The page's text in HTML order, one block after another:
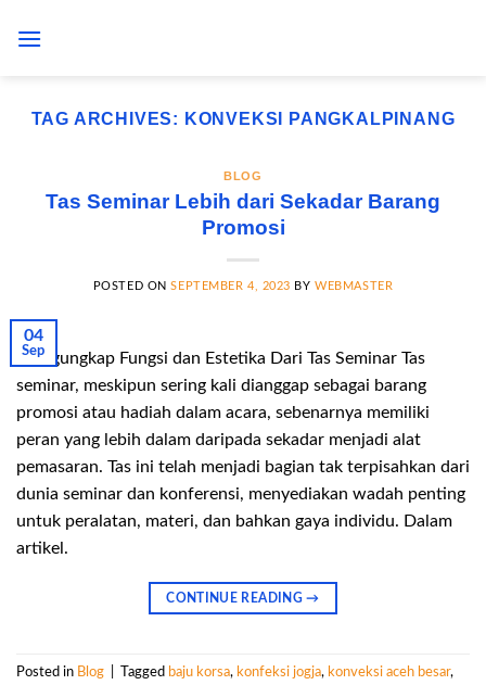
TAG ARCHIVES: KONVEKSI PANGKALPINANG
BLOG
Tas Seminar Lebih dari Sekadar Barang
Promosi
POSTED ONSEPTEMBER 4, 2023 BYWEBMASTER
04
Sep
Mengungkap Fungsi dan Estetika Dari Tas Seminar Tas
seminar, meskipun sering kali dianggap sebagai barang
promosi atau hadiah dalam acara, sebenarnya memiliki
peran yang lebih dalam daripada sekadar menjadi alat
pemasaran. Tas ini telah menjadi bagian tak terpisahkan dari
dunia seminar dan konferensi, menyediakan wadah penting
untuk peralatan, materi, dan bahkan gaya individu. Dalam
artikel.
CONTINUE READING→
Posted in Blog Tagged baju korsa, konfeksi jogja, konveksi aceh besar,